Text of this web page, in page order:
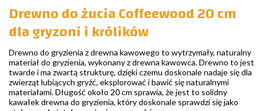
Drewno do żucia Coffeewood 20 cm
dla gryzoni i królików
Drewno do gryzienia z drewna kawowego to wytrzymały, naturalny
materiał do gryzienia, wykonany z drewna kawowca. Drewno to jest
twarde i ma zwartą strukturę, dzięki czemu doskonale nadaje się dla
zwierząt lubiących gryźć, eksplorować i bawić się naturalnymi
materiałami. Długość około 20 cm sprawia, że jest to solidny
kawałek drewna do gryzienia, który doskonale sprawdzi się jako